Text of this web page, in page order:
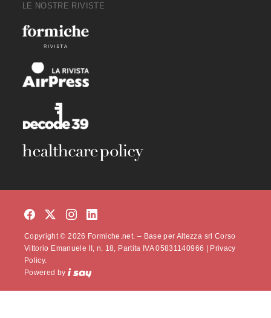
LE NOSTRE RIVISTE
Copyright © 2026 Formiche.net. – Base per Altezza srl Corso
Vittorio Emanuele II, n. 18, Partita IVA 05831140966 |
Privacy
Policy.
Powered by